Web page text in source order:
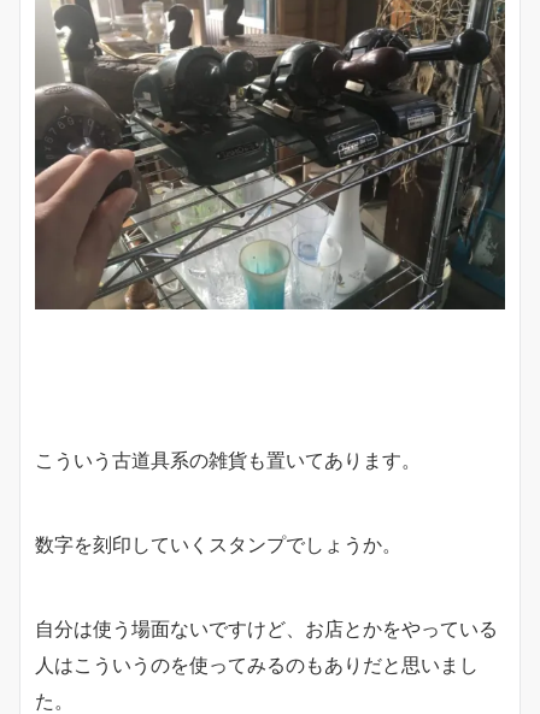
こういう古道具系の雑貨も置いてあります。
数字を刻印していくスタンプでしょうか。
自分は使う場面ないですけど、お店とかをやっている
人はこういうのを使ってみるのもありだと思いまし
た。